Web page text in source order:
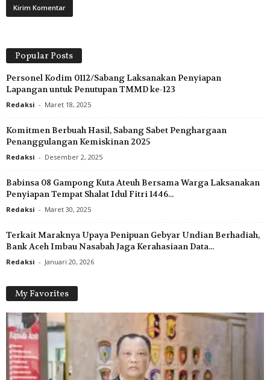
Popular Posts
Personel Kodim 0112/Sabang Laksanakan Penyiapan
Lapangan untuk Penutupan TMMD ke-123
Redaksi - Maret 18, 2025
Komitmen Berbuah Hasil, Sabang Sabet Penghargaan
Penanggulangan Kemiskinan 2025
Redaksi - Desember 2, 2025
Babinsa 08 Gampong Kuta Ateuh Bersama Warga Laksanakan
Penyiapan Tempat Shalat Idul Fitri 1446...
Redaksi - Maret 30, 2025
Terkait Maraknya Upaya Penipuan Gebyar Undian Berhadiah,
Bank Aceh Imbau Nasabah Jaga Kerahasiaan Data...
Redaksi - Januari 20, 2026
My Favorites